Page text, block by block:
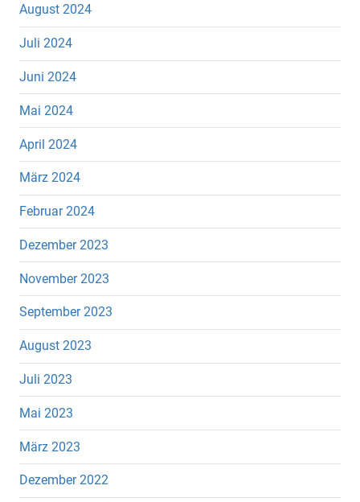
August 2024
Juli 2024
Juni 2024
Mai 2024
April 2024
März 2024
Februar 2024
Dezember 2023
November 2023
September 2023
August 2023
Juli 2023
Mai 2023
März 2023
Dezember 2022